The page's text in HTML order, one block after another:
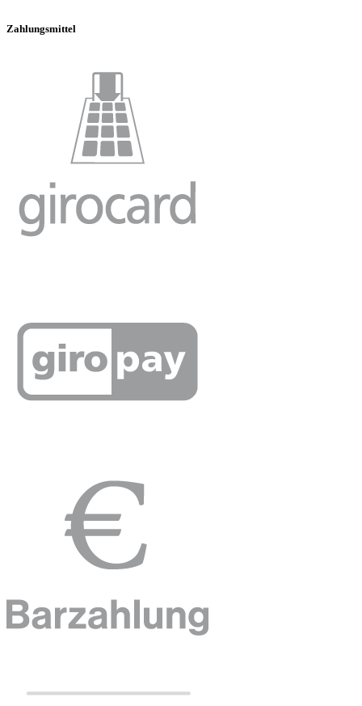
Zahlungsmittel